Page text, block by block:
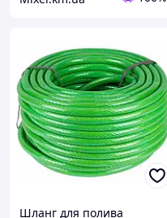
Шланг для полива